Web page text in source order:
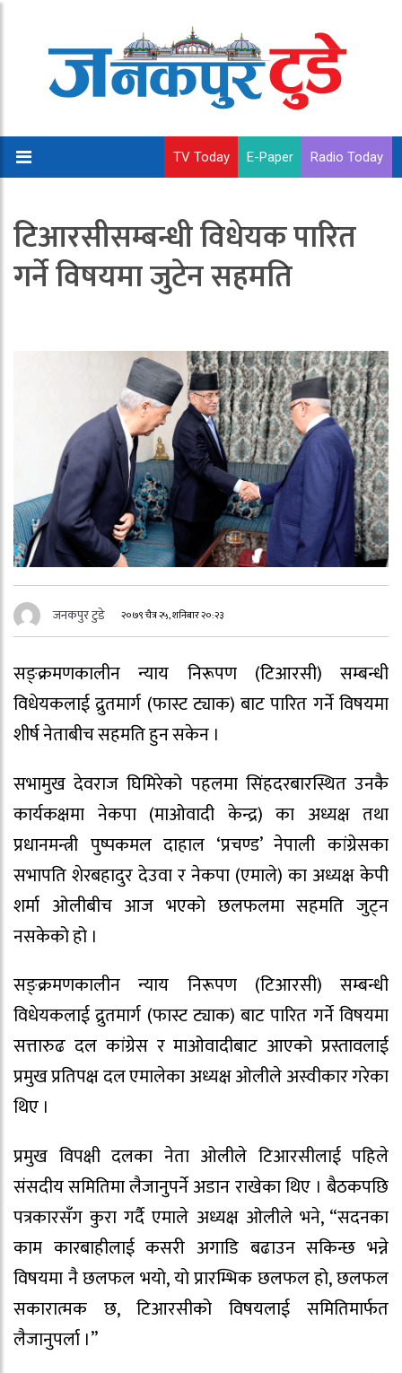
TV Today E-Paper Radio Today
टिआरसीसम्बन्धी विधेयक पारित
गर्ने विषयमा जुटेन सहमति
जनकपुर टुडे २०७९ चैत्र २५, शनिबार २०:२३
सङ्क्रमणकालीन न्याय निरूपण (टिआरसी) सम्बन्धी
विधेयकलाई द्रुतमार्ग (फास्ट ट्याक) बाट पारित गर्ने विषयमा
शीर्ष नेताबीच सहमति हुन सकेन ।
सभामुख देवराज घिमिरेको पहलमा सिंहदरबारस्थित उनकै
कार्यकक्षमा नेकपा (माओवादी केन्द्र) का अध्यक्ष तथा
प्रधानमन्त्री पुष्पकमल दाहाल ‘प्रचण्ड’ नेपाली कांग्रेसका
सभापति शेरबहादुर देउवा र नेकपा (एमाले) का अध्यक्ष केपी
शर्मा ओलीबीच आज भएको छलफलमा सहमति जुट्न
नसकेको हो ।
सङ्क्रमणकालीन न्याय निरूपण (टिआरसी) सम्बन्धी
विधेयकलाई द्रुतमार्ग (फास्ट ट्याक) बाट पारित गर्ने विषयमा
सत्तारुढ दल कांग्रेस र माओवादीबाट आएको प्रस्तावलाई
प्रमुख प्रतिपक्ष दल एमालेका अध्यक्ष ओलीले अस्वीकार गरेका
थिए ।
प्रमुख विपक्षी दलका नेता ओलीले टिआरसीलाई पहिले
संसदीय समितिमा लैजानुपर्ने अडान राखेका थिए । बैठकपछि
पत्रकारसँग कुरा गर्दै एमाले अध्यक्ष ओलीले भने, “सदनका
काम कारबाहीलाई कसरी अगाडि बढाउन सकिन्छ भन्ने
विषयमा नै छलफल भयो, यो प्रारम्भिक छलफल हो, छलफल
सकारात्मक छ, टिआरसीको विषयलाई समितिमार्फत
लैजानुपर्ला ।”